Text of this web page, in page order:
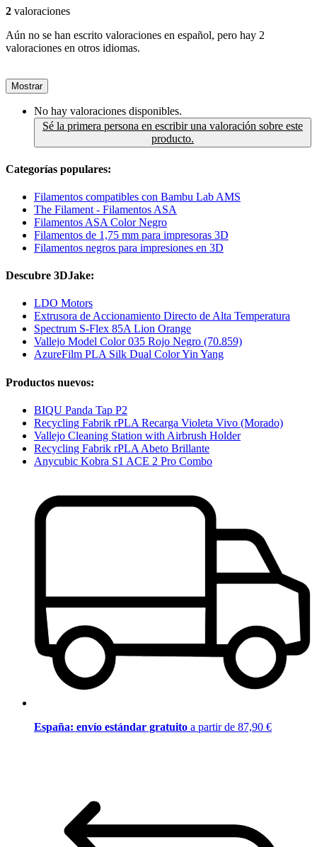
2 valoraciones
Aún no se han escrito valoraciones en español, pero hay 2
valoraciones en otros idiomas.
Mostrar
No hay valoraciones disponibles.
Sé la primera persona en escribir una valoración sobre este
producto.
Categorías populares:
Filamentos compatibles con Bambu Lab AMS
The Filament - Filamentos ASA
Filamentos ASA Color Negro
Filamentos de 1,75 mm para impresoras 3D
Filamentos negros para impresiones en 3D
Descubre 3DJake:
LDO Motors
Extrusora de Accionamiento Directo de Alta Temperatura
Spectrum S-Flex 85A Lion Orange
Vallejo Model Color 035 Rojo Negro (70.859)
AzureFilm PLA Silk Dual Color Yin Yang
Productos nuevos:
BIQU Panda Tap P2
Recycling Fabrik rPLA Recarga Violeta Vivo (Morado)
Vallejo Cleaning Station with Airbrush Holder
Recycling Fabrik rPLA Abeto Brillante
Anycubic Kobra S1 ACE 2 Pro Combo
España: envío estándar gratuito a partir de 87,90 €